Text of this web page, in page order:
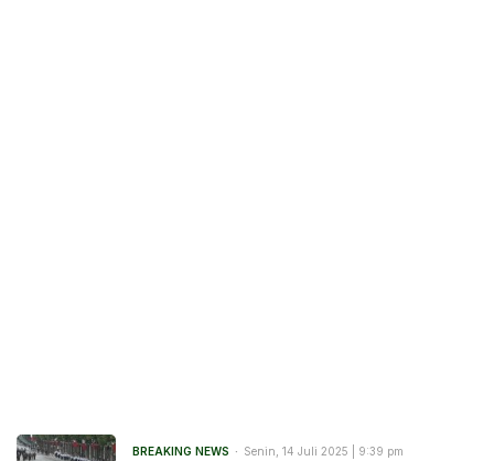
BREAKING NEWS Senin, 14 Juli 2025 | 9:39 pm